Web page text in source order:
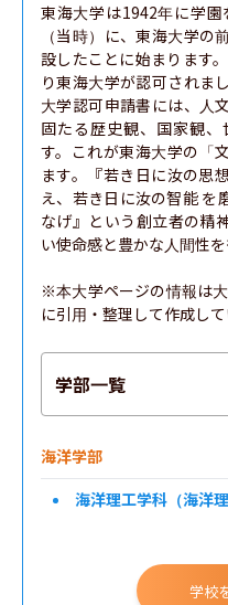
東海大学は1942年に学
（当時）に、東海大学
設したことに始まります
り東海大学が認可されま
大学認可申請書には、人
固たる歴史観、国家観
す。これが東海大学の「
ます。『若き日に汝の思
え、若き日に汝の智能 を
なげ』という創立者の精
い使命感と豊かな人間性
※本大学ページの情報は
に引用・整理して作成して
学部一覧
海洋学部
海洋理工学科（海洋
学校